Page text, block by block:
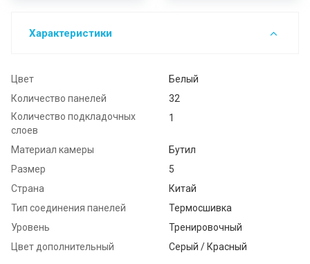
Характеристики
Цвет
Белый
Количество панелей
32
Количество подкладочных
слоев
1
Материал камеры
Бутил
Размер
5
Страна
Китай
Тип соединения панелей
Термосшивка
Уровень
Тренировочный
Цвет дополнительный
Серый / Красный